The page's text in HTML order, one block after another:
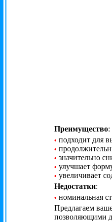
Преимущество:
• подходит для
•
• значительно
• улучшает
• увеличивает
Недостатки:
• номинальная
Предлагаем
позволяющими